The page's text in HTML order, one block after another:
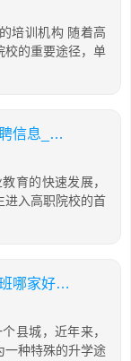
培训机构 随着高
校的重要途径，单
夹江单招培训班哪家好一点，【夹江招聘信息_夹江招聘信息】
育的快速发展，
进入高职院校的首
夹江单招培训班哪家好，夹江单招培训班哪家好一点
县城，近年来，
一种特殊的升学途